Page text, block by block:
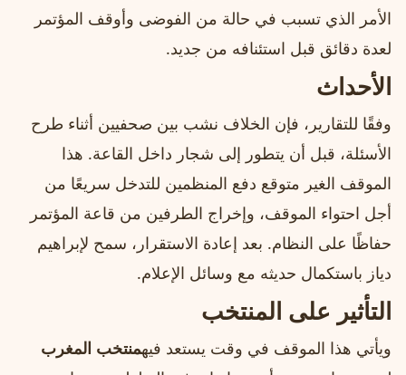
الأمر الذي تسبب في حالة من الفوضى وأوقف المؤتمر
لعدة دقائق قبل استئنافه من جديد.
الأحداث
وفقًا للتقارير، فإن الخلاف نشب بين صحفيين أثناء طرح
الأسئلة، قبل أن يتطور إلى شجار داخل القاعة. هذا
الموقف الغير متوقع دفع المنظمين للتدخل سريعًا من
أجل احتواء الموقف، وإخراج الطرفين من قاعة المؤتمر
حفاظًا على النظام. بعد إعادة الاستقرار، سمح لإبراهيم
دياز باستكمال حديثه مع وسائل الإعلام.
التأثير على المنتخب
ويأتي هذا الموقف في وقت يستعد فيهمنتخب المغرب